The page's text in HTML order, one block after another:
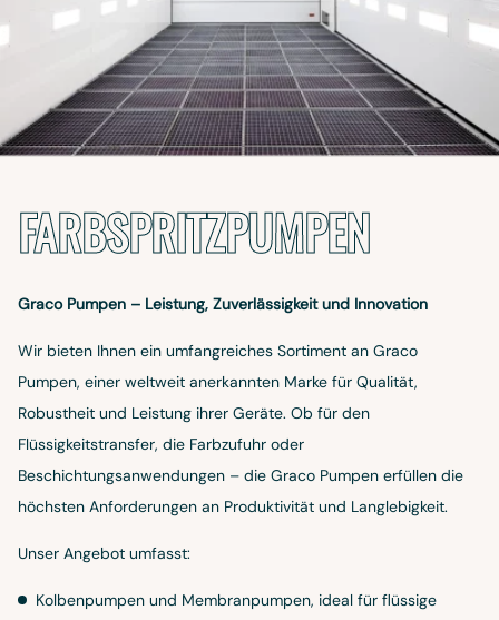
FARBSPRITZPUMPEN
Graco Pumpen – Leistung, Zuverlässigkeit und Innovation
Wir bieten Ihnen ein umfangreiches Sortiment an Graco
Pumpen, einer weltweit anerkannten Marke für Qualität,
Robustheit und Leistung ihrer Geräte. Ob für den
Flüssigkeitstransfer, die Farbzufuhr oder
Beschichtungsanwendungen – die Graco Pumpen erfüllen die
höchsten Anforderungen an Produktivität und Langlebigkeit.
Unser Angebot umfasst:
Kolbenpumpen und Membranpumpen, ideal für flüssige